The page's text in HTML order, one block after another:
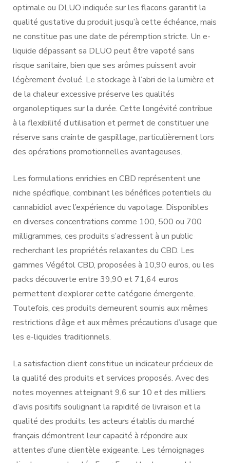
optimale ou DLUO indiquée sur les flacons garantit la
qualité gustative du produit jusqu’à cette échéance, mais
ne constitue pas une date de péremption stricte. Un e-
liquide dépassant sa DLUO peut être vapoté sans
risque sanitaire, bien que ses arômes puissent avoir
légèrement évolué. Le stockage à l’abri de la lumière et
de la chaleur excessive préserve les qualités
organoleptiques sur la durée. Cette longévité contribue
à la flexibilité d’utilisation et permet de constituer une
réserve sans crainte de gaspillage, particulièrement lors
des opérations promotionnelles avantageuses.
Les formulations enrichies en CBD représentent une
niche spécifique, combinant les bénéfices potentiels du
cannabidiol avec l’expérience du vapotage. Disponibles
en diverses concentrations comme 100, 500 ou 700
milligrammes, ces produits s’adressent à un public
recherchant les propriétés relaxantes du CBD. Les
gammes Végétol CBD, proposées à 10,90 euros, ou les
packs découverte entre 39,90 et 71,64 euros
permettent d’explorer cette catégorie émergente.
Toutefois, ces produits demeurent soumis aux mêmes
restrictions d’âge et aux mêmes précautions d’usage que
les e-liquides traditionnels.
La satisfaction client constitue un indicateur précieux de
la qualité des produits et services proposés. Avec des
notes moyennes atteignant 9,6 sur 10 et des milliers
d’avis positifs soulignant la rapidité de livraison et la
qualité des produits, les acteurs établis du marché
français démontrent leur capacité à répondre aux
attentes d’une clientèle exigeante. Les témoignages